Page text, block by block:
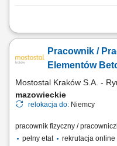
Zakres obowiązków
przy betonowaniu -
Pracownik /
Elementów
Mostostal Kraków S.A. -
mazowieckie
relokacja do: Niemcy
pracownik fizyczny /
pełny etat
rekrutacja online